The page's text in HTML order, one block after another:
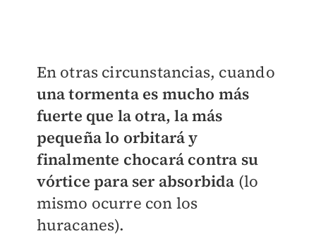
En otras circunstancias, cuando
una tormenta es mucho más
fuerte que la otra, la más
pequeña lo orbitará y
finalmente chocará contra su
vórtice para ser absorbida (lo
mismo ocurre con los
huracanes).